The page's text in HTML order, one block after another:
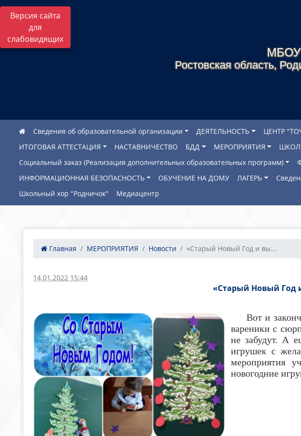
Версия сайта
для
слабовидящих
МБОУ
Ростовская область,
Сведения об образовательной организации ДЕЯТЕЛЬНОСТЬ ЦЕНТР
ИТОГОВАЯ АТТЕСТАЦИЯ
НАСТАВНИЧЕСТВО БДД МЕРОПРИЯТИЯ
Социальный заказ (Реализация дополнительных образовательных программ)
ИНФОРМАЦИОННАЯ БЕЗОПАСНОСТЬ
ОБУЧЕНИЕ НА ДОМУ ЛАГЕРЬ
Школьный хор "Родничок"
Медиацентр
Главная МЕРОПРИЯТИЯ Новости «Старый Новый Год и вы...
14.01.2022 15:44
«Старый Новый Год
Вот и
вареники с
не забудут. А
игрушек с
мероприятия
новогодние